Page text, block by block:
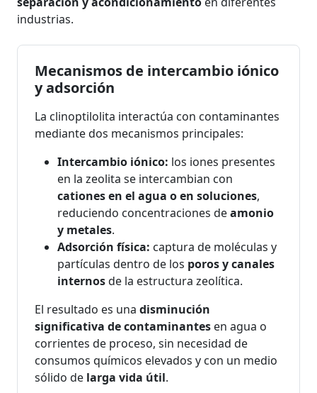
industrias.
Mecanismos de intercambio iónico
y adsorción
La clinoptilolita interactúa con contaminantes
mediante dos mecanismos principales:
Intercambio iónico: los iones presentes
en la zeolita se intercambian con
cationes en el agua o en soluciones,
reduciendo concentraciones deamonio
y metales.
Adsorción física: captura de moléculas y
partículas dentro de los poros y canales
internosde la estructura zeolítica.
El resultado es una disminución
significativa de contaminantes en agua o
corrientes de proceso, sin necesidad de
consumos químicos elevados y con un medio
sólido de larga vida útil.